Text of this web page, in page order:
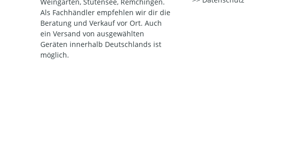
Als Fachhändler empfehlen wir dir die
Beratung und Verkauf vor Ort. Auch
ein Versand von ausgewählten
Geräten innerhalb Deutschlands ist
möglich.